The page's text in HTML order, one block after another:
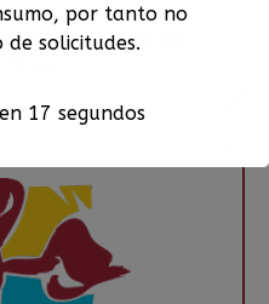
2026
25 años de
por tanto no
solicitudes.
16 segundos